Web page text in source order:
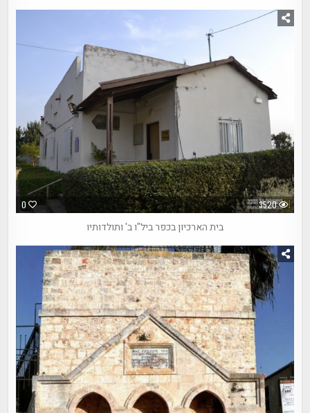
0 3520
בית הארכיון בכפר ביל"ו ב' ותולדותיו